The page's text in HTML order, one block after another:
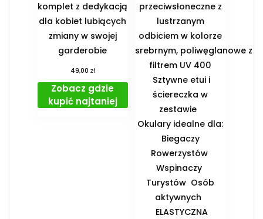
komplet z dedykacją
dla kobiet lubiących
zmiany w swojej
garderobie
49,00 zł
Zobacz gdzie
kupić najtaniej
przeciwsłoneczne z
lustrzanym
odbiciem w kolorze
srebrnym, poliwęglanowe z
filtrem UV 400
Sztywne etui i
ściereczka w
zestawie
️Okulary idealne dla:
️ Biegaczy ️
Rowerzystów ️
Wspinaczy ️
Turystów ️ Osób
aktywnych
️ ELASTYCZNA